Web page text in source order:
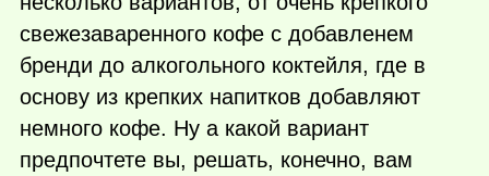
свежезаваренного кофе с добавленем
бренди до алкогольного коктейля, где в
основу из крепких напитков добавляют
немного кофе. Ну а какой вариант
предпочтете вы, решать, конечно, вам